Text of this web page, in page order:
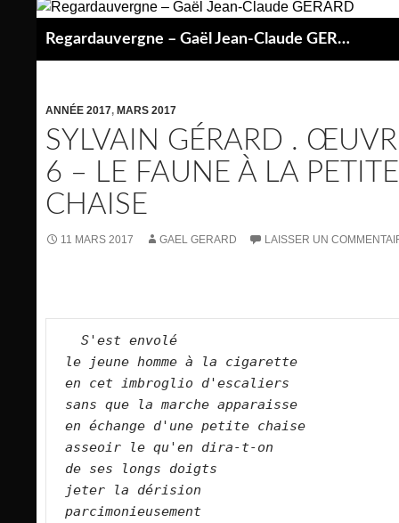
Regardauvergne – Gaël Jean-Claude GERARD
ANNÉE 2017, MARS 2017
SYLVAIN GÉRARD .
6 – LE FAUNE À LA PETITE
CHAISE
11 MARS 2017 GAEL GERARD LAISSER UN
S'est envolé
le jeune homme à la cigarette
en cet imbroglio d'escaliers
sans que la marche apparaisse
en échange d'une petite chaise
asseoir le qu'en dira-t-on
de ses longs doigts
jeter la dérision
parcimonieusement